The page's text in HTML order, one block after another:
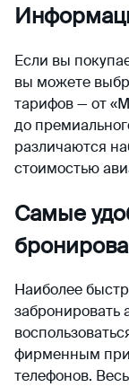
Если вы
вы можете
тарифов — от
до
различаются
стоимостью
Самые
Наиболее
забронировать
фирменным
телефонов.